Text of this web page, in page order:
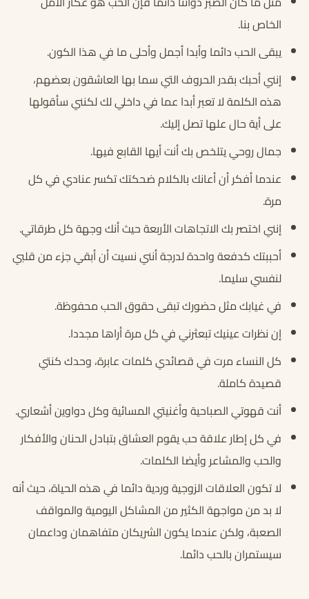
الخاص بنا.
يبقى الحب دائما وأبدا أجمل وأحلى ما في هذا الكون.
إنني أحبك بقدر الحروف التي سما بها العاشقون بعضهم،
هذه الكلمة لا تعبر أبدا عما في داخلي لك لكنني سأقولها
على أية حال علها تصل إليك.
جمال روحي يتلخص بك أنت أيها القابع فيها.
عندما أفكر أن أعانك بالكلام ضحكتك تكسر عنادي في كل
مرة.
إنني اختصر بك الاتجاهات الأربعة حيث أنك وجهة كل طرقاتي.
أحببتك كدفعة واحدة لدرجة أنني نسيت أن أبقي جزء من قلبي
لنفسي سليما.
في غيابك مثل حضورك تبقى حقوق الحب محفوظة.
إن نظرات عينيك تبعثرني في كل مرة أراها مجددا.
كل النساء مرت في قصائدي كلمات عابرة، وحدك كنتي
قصيدة كاملة.
أنت قهوتي الصباحية وأغنيتي المسائية وكل دواوين أشعاري.
في كل إطار علاقة حب يقوم العشاق بتبادل الحنان والأفكار
والحب والمشاعر وأيضا الكلمات.
لا تكون العلاقات الزوجية وردية دائما في هذه الحياة، حيث أنه
لا بد من مواجهة الكثير من المشاكل اليومية والمواقف
الصعبة، ولكن عندما يكون الشريكان متفاهمان وداعمان
سيستمران بالحب دائما.